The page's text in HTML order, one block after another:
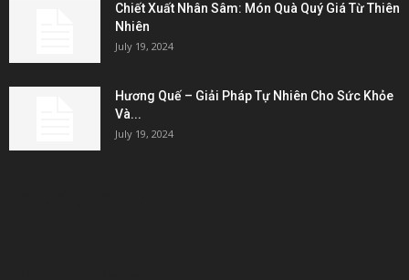
Chiết Xuất Nhân Sâm: Món Quà Quý Giá Từ Thiên
Nhiên
July 19, 2024
Hương Quế – Giải Pháp Tự Nhiên Cho Sức Khỏe
Và...
July 19, 2024